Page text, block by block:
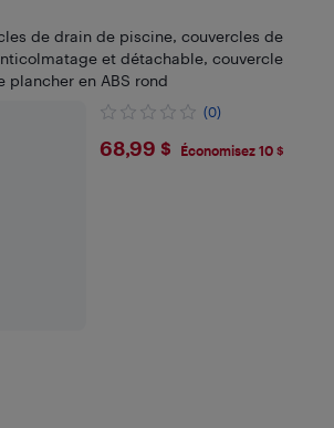
de drain de piscine, couvercles de
et détachable, couvercle
plancher en ABS rond
(0)
$68.99
68,99 $ Économisez 10 $